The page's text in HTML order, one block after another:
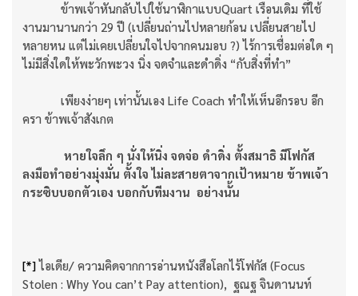
ข้าพเจ้าหันกลับไปใช้นาฬิกาแบบQuart เรือนเดิม ที่ใช้
งานมานานกว่า 29 ปี (เปลี่ยนถ่านไปหลายก้อน เปลี่ยนสายไป
หลายหน แต่ไม่เคยเปลี่ยนใจไปจากคนมอบ ?) ไร้การเชื่อมต่อใด ๆ
ไม่มีสิ่งใดให้พะวักพะวง นิ่ง จดจำและดำดิ่ง “กับสิ่งที่ทำ”
เพียงง่ายๆ เท่านั้นเอง Life Coach ทำให้เห็นอีกรอบ อีก
ครา ข้าพเจ้าสังเกต
หายใจลึก ๆ นั่งให้นิ่ง จดจ่อ ดำดิ่ง ตั้งสมาธิ มีโฟกัส
ลงมือทำอย่างมุ่งมั่น ตั้งใจ ไม่ละสายตาจากเป้าหมาย ข้าพเจ้า
กระซิบบอกตัวเอง บอกกับทีมงาน อย่างนั้น
[*]ไอเดีย/ ความคิดจากการอ่านหนังสือโลกไร้โฟกัส (Focus
Stolen : Why You can’t Pay attention), ฐณฐ จินดานนท์